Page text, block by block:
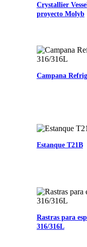
Crystallier
proyecto Molyb
Campana
Estanque T21B
Rastras para
316/316L